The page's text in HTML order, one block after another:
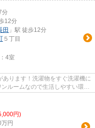
分
12分
田 」駅 徒歩12分
５丁目
4室
ります！洗濯物をすぐ洗濯機に
ルームなので生活しやすい環境
円)
円